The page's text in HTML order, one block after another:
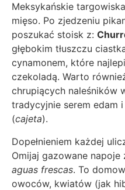
Meksykańskie
mięso. Po zjedzeniu
poszukać stoisk z:
głębokim tłuszczu
cynamonem, które
czekoladą. Warto
chrupiących naleśników
tradycyjnie serem edam
(cajeta).
Dopełnieniem każdej
Omijaj gazowane
aguas frescas. To
owoców, kwiatów (jak